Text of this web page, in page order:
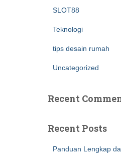
SLOT88
Teknologi
tips desain rumah
Uncategorized
Recent
Recent Posts
Panduan Lengkap